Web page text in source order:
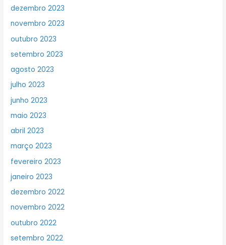
dezembro 2023
novembro 2023
outubro 2023
setembro 2023
agosto 2023
julho 2023
junho 2023
maio 2023
abril 2023
março 2023
fevereiro 2023
janeiro 2023
dezembro 2022
novembro 2022
outubro 2022
setembro 2022